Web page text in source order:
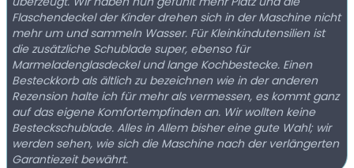
Flaschendeckel der Kinder drehen sich in der Maschine nicht
mehr um und sammeln Wasser. Für Kleinkindutensilien ist
die zusätzliche Schublade super, ebenso für
Marmeladenglasdeckel und lange Kochbestecke. Einen
Besteckkorb als ältlich zu bezeichnen wie in der anderen
Rezension halte ich für mehr als vermessen, es kommt ganz
auf das eigene Komfortempfinden an. Wir wollten keine
Besteckschublade. Alles in Allem bisher eine gute Wahl; wir
werden sehen, wie sich die Maschine nach der verlängerten
Garantiezeit bewährt.